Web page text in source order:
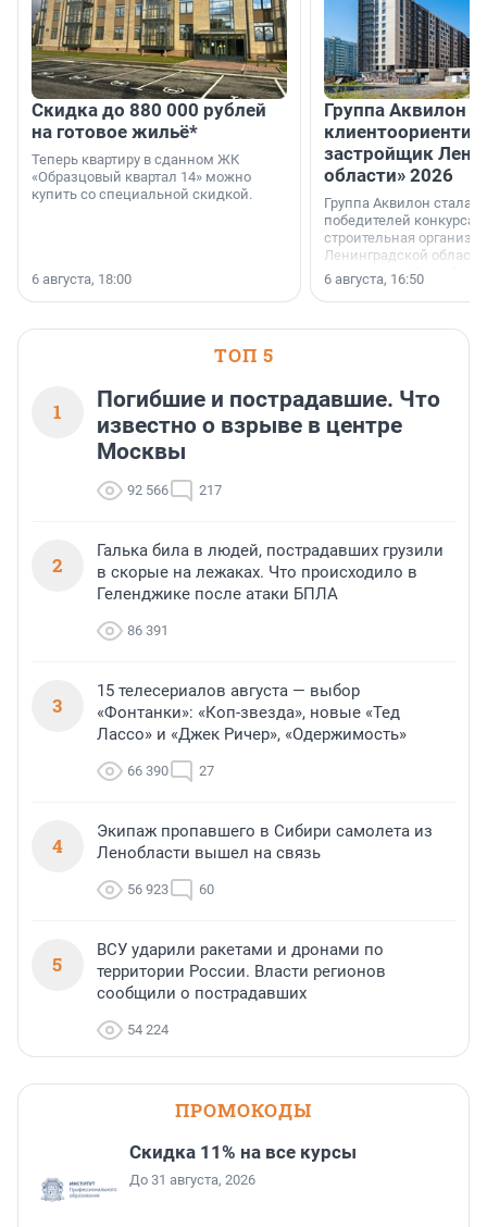
Скидка до 880 000 рублей
на готовое жильё*
Теперь квартиру в сданном ЖК
«Образцовый квартал 14» можно
купить со специальной скидкой.
6 августа, 18:00
Группа Аквилон
застройщик
области» 2026
Группа Аквилон стала
победителей конкурса
строительная
Ленинградской области
номинации «Самый
застройщик
области».
6 августа, 16:50
ТОП 5
1
Погибшие и пострадавшие. Что
известно о взрыве в центре
Москвы
92 566 217
2
Галька била в людей, пострадавших грузили
в скорые на лежаках. Что происходило в
Геленджике после атаки БПЛА
86 391
3
15 телесериалов августа — выбор
«Фонтанки»: «Коп-звезда», новые «Тед
Лассо» и «Джек Ричер», «Одержимость»
66 390 27
4
Экипаж пропавшего в Сибири самолета из
Ленобласти вышел на связь
56 923 60
5
ВСУ ударили ракетами и дронами по
территории России. Власти регионов
сообщили о пострадавших
54 224
ПРОМОКОДЫ
Скидка 11% на все курсы
До 31 августа, 2026